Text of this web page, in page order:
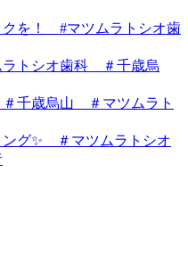
クを！ #マツムラトシオ歯
トシオ歯科 ＃千歳烏
千歳烏山 ＃マツムラト
ング✨ ＃マツムラトシオ